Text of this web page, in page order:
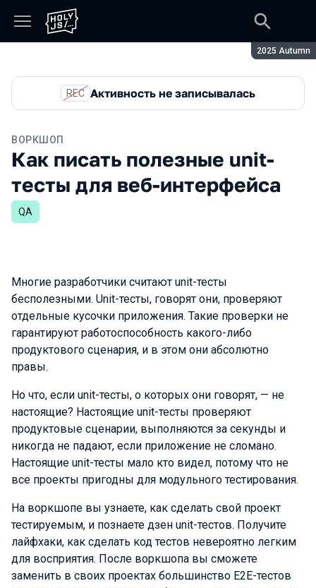
Сезон:
2025 Autumn
REC Активность не записывалась
ВОРКШОП
Как писать полезные unit-
тесты для веб-интерфейса
QA
Многие разработчики считают unit-тесты
бесполезными. Unit-тесты, говорят они, проверяют
отдельные кусочки приложения. Такие проверки не
гарантируют работоспособность какого-либо
продуктового сценария, и в этом они абсолютно
правы.
Но что, если unit-тесты, о которых они говорят, — не
настоящие? Настоящие unit-тесты проверяют
продуктовые сценарии, выполняются за секунды и
никогда не падают, если приложение не сломано.
Настоящие unit-тесты мало кто видел, потому что не
все проекты пригодны для модульного тестирования.
На воркшопе вы узнаете, как сделать свой проект
тестируемым, и познаете дзен unit-тестов. Получите
лайфхаки, как сделать код тестов невероятно легким
для восприятия. После воркшопа вы сможете
заменить в своих проектах большинство E2E-тестов